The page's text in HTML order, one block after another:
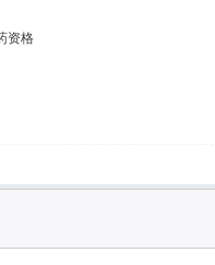
资格